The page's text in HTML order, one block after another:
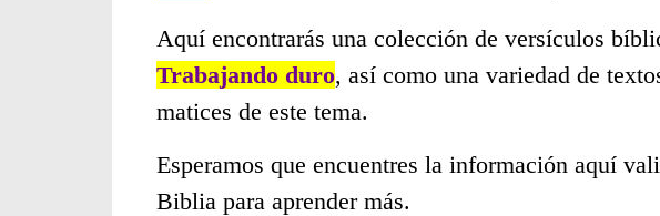
Aquí encontrarás una colección de versículos
Trabajando duro, así como una variedad de
matices de este tema.
Esperamos que encuentres la información aquí
Biblia para aprender más.